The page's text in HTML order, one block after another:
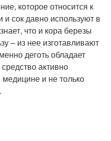
которое относится к
и сок давно используют в
что и кора березы
– из нее изготавливают
деготь обладает
активно
и не только